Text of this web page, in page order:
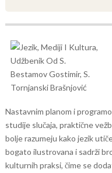
Nastavnim planom i
studije slučaja, praktične
bolje razumeju kako jezik
bogato ilustrovana i sadrži
kulturnih praksi, čime se